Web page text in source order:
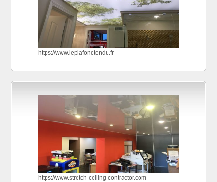
https://www.leplafondtendu.fr
https://www.stretch-ceiling-contractor.com